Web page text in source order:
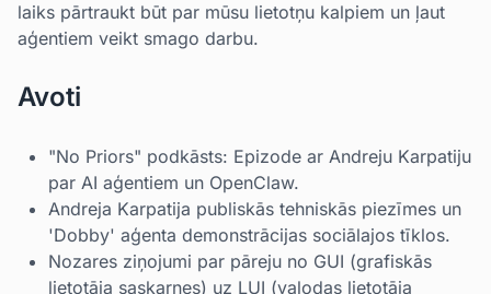
laiks pārtraukt būt par mūsu lietotņu kalpiem un ļaut
aģentiem veikt smago darbu.
Avoti
"No Priors" podkāsts: Epizode ar Andreju Karpatiju
par AI aģentiem un OpenClaw.
Andreja Karpatija publiskās tehniskās piezīmes un
'Dobby' aģenta demonstrācijas sociālajos tīklos.
Nozares ziņojumi par pāreju no GUI (grafiskās
lietotāja saskarnes) uz LUI (valodas lietotāja